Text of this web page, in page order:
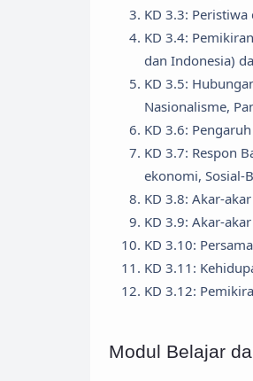
KD 3.3:
KD 3.4:
dan Indonesia)
KD 3.5:
Nasionalisme,
KD 3.6:
KD 3.7: Respon
ekonomi, Sosial-
KD 3.8: Akar-
KD 3.9: Akar-
KD 3.10:
KD 3.11:
KD 3.12:
Modul Belajar